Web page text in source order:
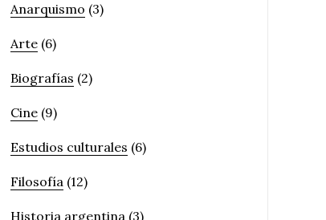
Anarquismo (3)
Arte (6)
Biografías (2)
Cine (9)
Estudios culturales (6)
Filosofía (12)
Historia argentina (3)